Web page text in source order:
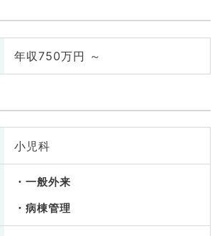
年収750万円 ～
小児科
一般外来
病棟管理